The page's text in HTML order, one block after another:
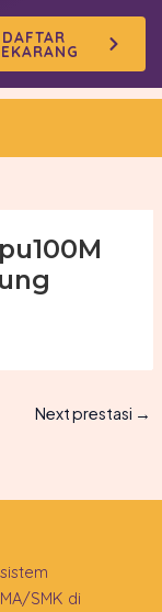
DAFTAR
Next prestasi →
SMK di